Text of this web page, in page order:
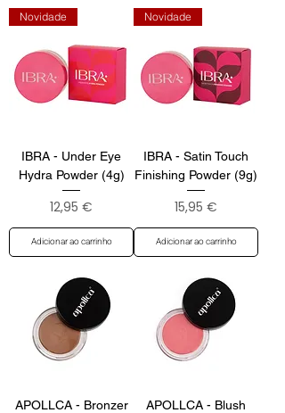
Novidade
IBRA - Under Eye
Hydra Powder (4g)
Preço
12,95 €
Adicionar ao carrinho
Novidade
IBRA - Satin Touch
Finishing Powder (9g)
Preço
15,95 €
Adicionar ao carrinho
APOLLCA - Bronzer
APOLLCA - Blush